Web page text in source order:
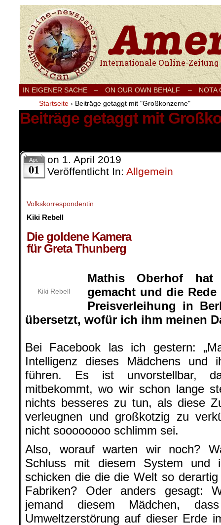
Internationale Onlinezeitung für Frieden,
IN EIGENER SACHE – ON OUR OWN BEHALF –
NOTA
Startseite › Beiträge getaggt mit "Großkonzerne"
Beiträge getaggt mit
Apr.
01
on 1. April 2019
Veröffentlicht In: Allgemein
Volkskorrespondentin
Kiki Rebell
Die goldene Kamera
für Greta Thunberg
Kiki Rebell
Mathis Oberhof
gemacht und die
Preisverleihung in
übersetzt, wofür ich ihm meinen
Bei Facebook las ich gestern:
Intelligenz dieses Mädchens und
führen. Es ist unvorstellbar,
mitbekommt, wo wir schon lange
nichts besseres zu tun, als diese
verleugnen und großkotzig zu
nicht soooooooo schlimm sei.
Also, worauf warten wir noch?
Schluss mit diesem System und
schicken die die die Welt so
Fabriken? Oder anders gesagt:
jemand diesem Mädchen,
Umweltzerstörung auf dieser Erde